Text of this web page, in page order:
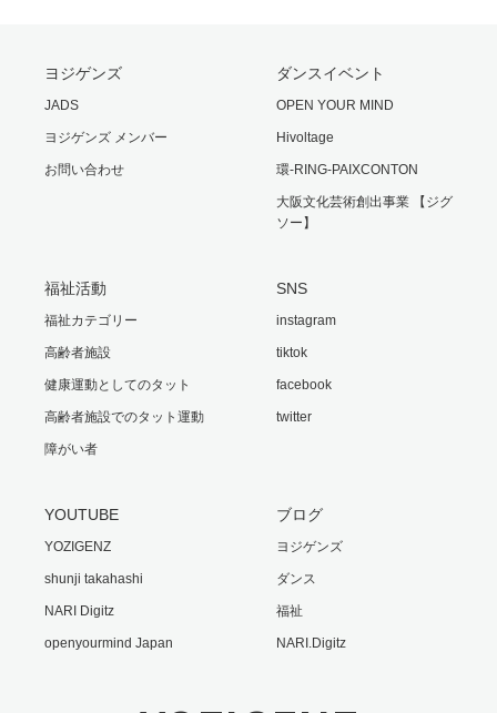
ヨジゲンズ
JADS
ヨジゲンズ メンバー
お問い合わせ
ダンスイベント
OPEN YOUR MIND
Hivoltage
環-RING-PAIXCONTON
大阪文化芸術創出事業 【ジグ
ソー】
福祉活動
福祉カテゴリー
高齢者施設
健康運動としてのタット
高齢者施設でのタット運動
障がい者
SNS
instagram
tiktok
facebook
twitter
YOUTUBE
YOZIGENZ
shunji takahashi
NARI Digitz
openyourmind Japan
ブログ
ヨジゲンズ
ダンス
福祉
NARI.Digitz